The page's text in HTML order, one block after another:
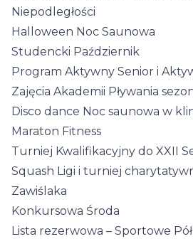
Niepodległości
Halloween Noc Saunowa
Studencki Październik
Program Aktywny Senior i
Zajęcia Akademii Pływania
Disco dance Noc saunowa w
Maraton Fitness
Turniej Kwalifikacyjny do XXII
Squash Ligi i turniej
Zawiślaka
Konkursowa Środa
Lista rezerwowa – Sportowe